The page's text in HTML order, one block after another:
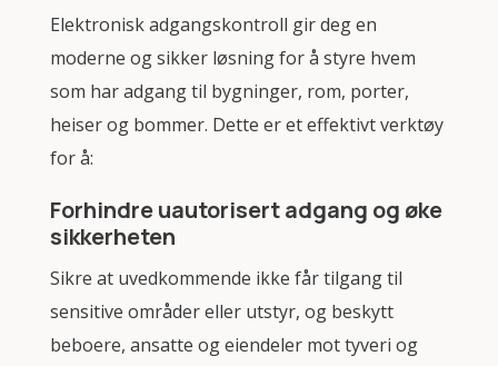
Elektronisk adgangskontroll gir deg en
moderne og sikker løsning for å styre hvem
som har adgang til bygninger, rom, porter,
heiser og bommer. Dette er et effektivt verktøy
for å:
Forhindre uautorisert adgang og øke
sikkerheten
Sikre at uvedkommende ikke får tilgang til
sensitive områder eller utstyr, og beskytt
beboere, ansatte og eiendeler mot tyveri og